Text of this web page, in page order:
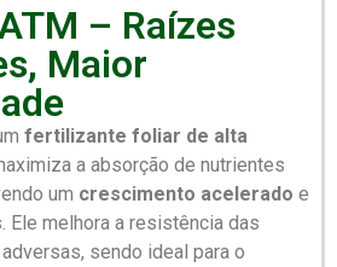
– Raízes
Maior
fertilizante foliar de alta
a absorção de nutrientes
um crescimento acelerado e
Ele melhora a resistência das
sendo ideal para o